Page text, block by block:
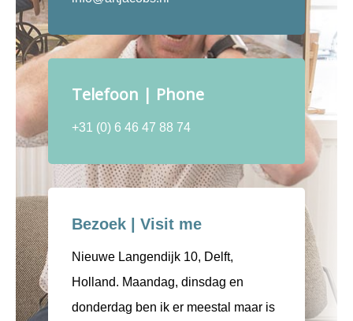
Telefoon | Phone
+31 (0) 6 46 47 88 74
Bezoek | Visit me
Nieuwe Langendijk 10, Delft,
Holland. Maandag, dinsdag en
donderdag ben ik er meestal maar is